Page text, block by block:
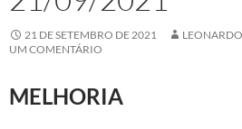
21 DE SETEMBRO DE 2021
UM COMENTÁRIO
MELHORIA